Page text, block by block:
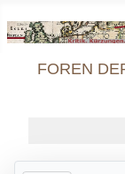
FOREN